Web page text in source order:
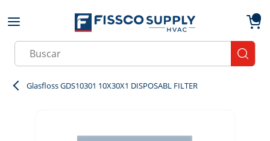
Skip to main content
Site Search
Glasfloss GDS10301 10X30X1 DISPOSABL FILTER